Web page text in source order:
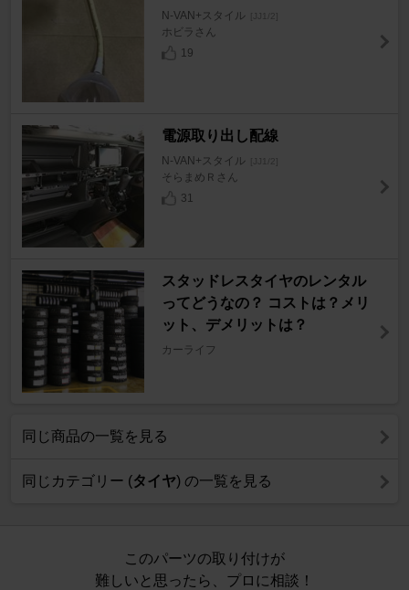
N-VAN+スタイル [JJ1/2]
ホビラさん
19
電源取り出し配線
N-VAN+スタイル [JJ1/2]
そらまめＲさん
31
スタッドレスタイヤのレンタル
ってどうなの？ コストは？メリ
ット、デメリットは？
カーライフ
同じ商品の一覧を見る
同じカテゴリー (タイヤ) の一覧を見る
このパーツの取り付けが
難しいと思ったら、プロに相談！